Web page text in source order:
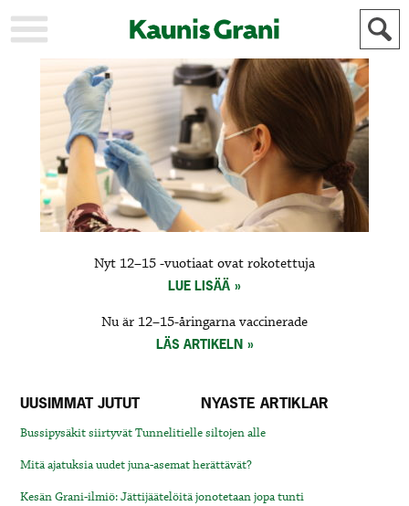
KAUPUNKI
STADEN
AJANKOHTAISTA
AKTUELLT
URHEILU
IDROTT
KULTTUURI
KULTUR
HISTORIA
HISTORIA
YLEINEN
ALLMÄN
MAINOSTAJILLE
FÖR
ANNONSÖRER
Nyt 12–15 -vuotiaat ovat rokotettuja
LUE LISÄÄ
Nu är 12–15-åringarna vaccinerade
LÄS ARTIKELN
UUSIMMAT JUTUT NYASTE ARTIKLAR
Bussipysäkit siirtyvät Tunnelitielle siltojen alle
Mitä ajatuksia uudet juna-asemat herättävät?
Kesän Grani-ilmiö: Jättijäätelöitä jonotetaan jopa tunti